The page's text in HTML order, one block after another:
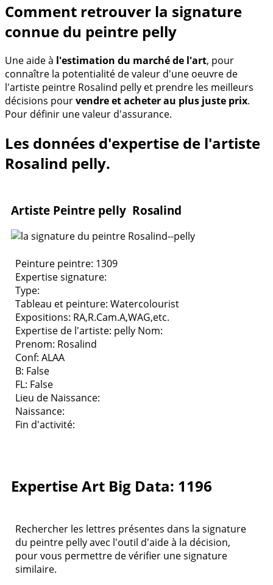
Comment retrouver la signature
connue du peintre pelly
Une aide à l'estimation du marché de l'art, pour
connaître la potentialité de valeur d'une oeuvre de
l'artiste peintre Rosalind pelly et prendre les meilleurs
décisions pourvendre et acheter au plus juste prix.
Pour définir une valeur d'assurance.
Les données d'expertise de l'artiste
Rosalind pelly.
Artiste Peintre pelly Rosalind
Peinture peintre: 1309
Expertise signature:
Type:
Tableau et peinture: Watercolourist
Expositions: RA,R.Cam.A,WAG,etc.
Expertise de l'artiste: pelly Nom:
Prenom: Rosalind
Conf: ALAA
B: False
FL: False
Lieu de Naissance:
Naissance:
Fin d'activité:
Expertise Art Big Data: 1196
Rechercher les lettres présentes dans la signature
du peintre pelly avec l'outil d'aide à la décision,
pour vous permettre de vérifier une signature
similaire.